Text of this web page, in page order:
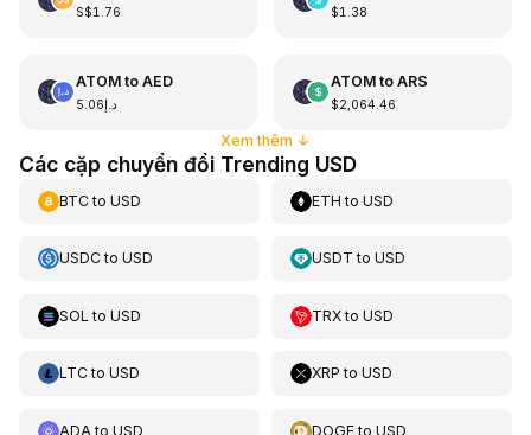
S$1.76 $1.38
ATOMto AED
د.إ5.06
ATOMto ARS
$2,064.46
Xem thêm ↓
Các cặp chuyển đổi Trending USD
BTCto USD ETH toUSD
USDCto USD USDT toUSD
SOL to USD TRXtoUSD
LTCto USD XRP toUSD
ADA to USD DOGEtoUSD